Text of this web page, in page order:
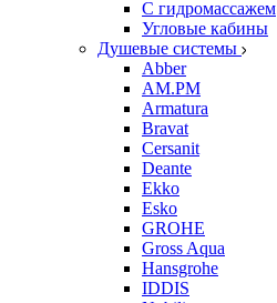
С гидромассажем
Угловые кабины
Душевые системы
Abber
AM.PM
Armatura
Bravat
Cersanit
Deante
Ekko
Esko
GROHE
Gross Aqua
Hansgrohe
IDDIS